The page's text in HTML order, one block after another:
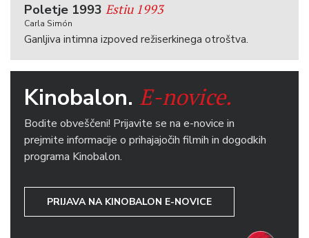
Poletje 1993 Estiu 1993
Carla Simón
Ganljiva intimna izpoved režiserkinega otroštva.
Kinobalon. E-novice.
Bodite obveščeni! Prijavite se na e-novice in
prejmite informacije o prihajajočih filmih in dogodkih
programa Kinobalon.
PRIJAVA NA KINOBALON E-NOVICE